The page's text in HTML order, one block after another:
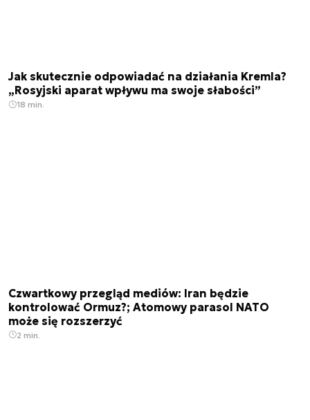
Jak skutecznie odpowiadać na działania Kremla?
„Rosyjski aparat wpływu ma swoje słabości”
18 min.
Czwartkowy przegląd mediów: Iran będzie
kontrolować Ormuz?; Atomowy parasol NATO
może się rozszerzyć
2 min.